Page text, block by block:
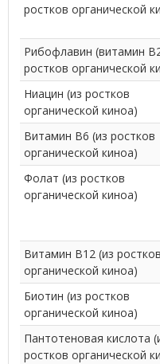
ростков органической
Рибофлавин (витамин
ростков органической
Ниацин (из ростков
органической киноа)
Витамин B6 (из ростков
органической киноа)
Фолат (из ростков
органической киноа)
Витамин B12 (из ростков
органической киноа)
Биотин (из ростков
органической киноа)
Пантотеновая кислота
ростков органической